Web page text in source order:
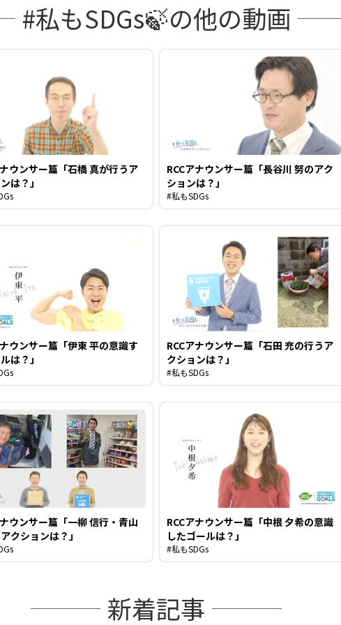
#私もSDGs🍃の他の動画
ウンサー篇「石橋 真が行うア
は？」
RCCアナウンサー篇「長谷川 努のアク
ションは？」
#私もSDGs
ウンサー篇「伊東 平の意識す
は？」
RCCアナウンサー篇「石田 充の行うア
クションは？」
#私もSDGs
ウンサー篇「一柳 信行・青山
クションは？」
RCCアナウンサー篇「中根 夕希の意識
したゴールは？」
#私もSDGs
新着記事